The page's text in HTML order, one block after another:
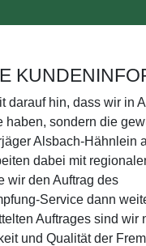
darauf hin, dass wir in
haben, sondern die
Alsbach-Hähnlein
dabei mit
wir den Auftrag des
Service dann
Auftrages sind wir
und Qualität der